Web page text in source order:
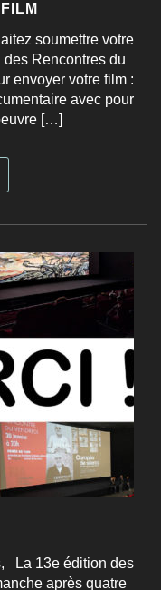
soumettre votre
des Rencontres du
envoyer votre film :
avec pour
[…]
La 13e édition des
après quatre